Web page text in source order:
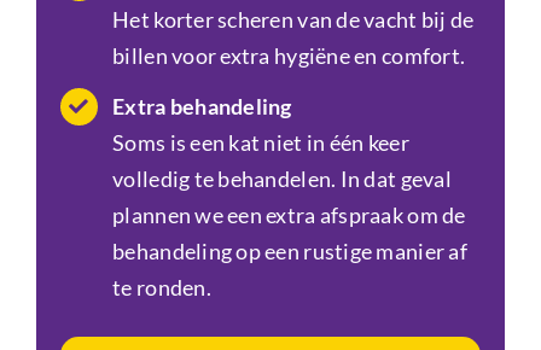
Het korter scheren van de vacht bij de
billen voor extra hygiëne en comfort.
Extra behandeling
Soms is een kat niet in één keer
volledig te behandelen. In dat geval
plannen we een extra afspraak om de
behandeling op een rustige manier af
te ronden.